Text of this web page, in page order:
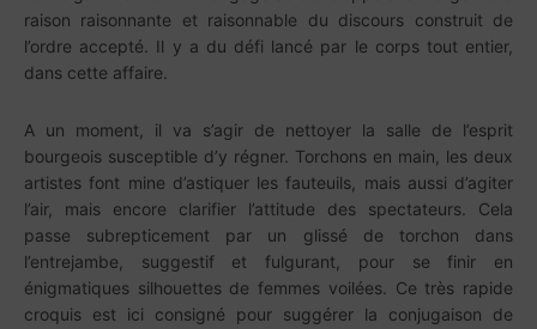
raison raisonnante et raisonnable du discours construit de
l’ordre accepté. Il y a du défi lancé par le corps tout entier,
dans cette affaire.
A un moment, il va s’agir de nettoyer la salle de l’esprit
bourgeois susceptible d’y régner. Torchons en main, les deux
artistes font mine d’astiquer les fauteuils, mais aussi d’agiter
l’air, mais encore clarifier l’attitude des spectateurs. Cela
passe subrepticement par un glissé de torchon dans
l’entrejambe, suggestif et fulgurant, pour se finir en
énigmatiques silhouettes de femmes voilées. Ce très rapide
croquis est ici consigné pour suggérer la conjugaison de